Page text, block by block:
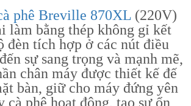
phê Breville 870XL(220V)
làm bằng thép không gỉ kết
đèn tích hợp ở các nút điều
sự sang trọng và mạnh mẽ,
chân máy được thiết kế đế
bàn, giữ cho máy đứng yên
cà phê hoạt động, tạo sự ổn